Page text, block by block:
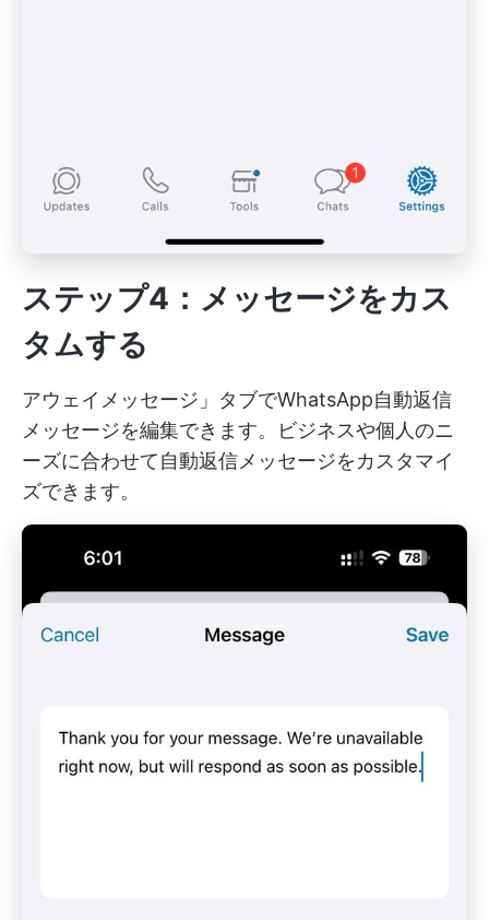
ステップ4：メッセージをカス
タムする
アウェイメッセージ」タブでWhatsApp自動返信
メッセージを編集できます。ビジネスや個人のニ
ーズに合わせて自動返信メッセージをカスタマイ
ズできます。